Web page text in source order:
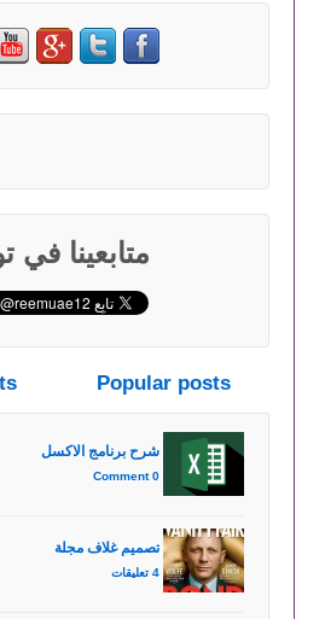
متابعينا في
Popular posts
شرح برنامج الاكسل
0 Comment
تصميم غلاف مجلة
4 تعليقات